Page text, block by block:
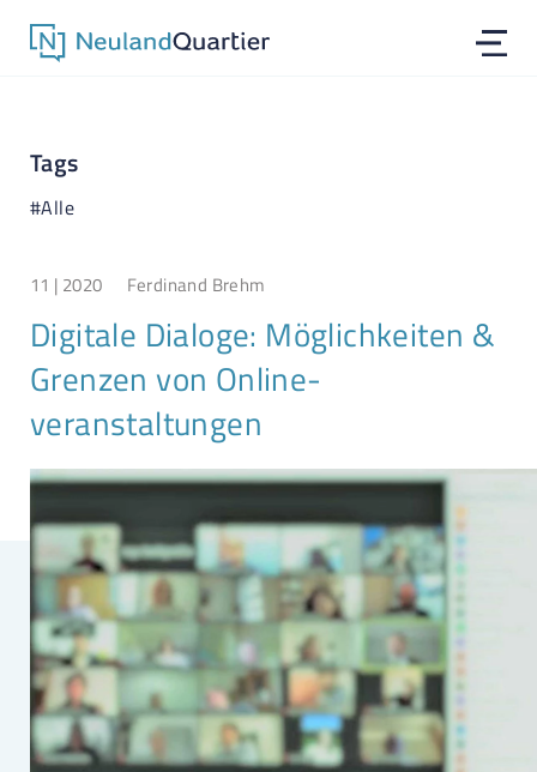
Tags
#Alle
11 | 2020 Ferdinand Brehm
Digitale Dialoge: Möglichkeiten &
Grenzen von Online­
veranstaltungen